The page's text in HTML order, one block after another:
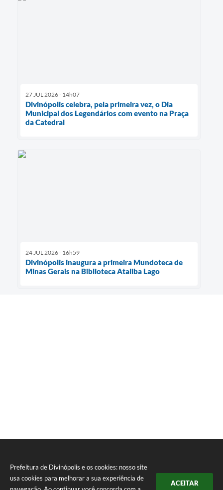
Prefeitura de Divinópolis e os cookies: nosso site
usa cookies para melhorar a sua experiência de
ACEITAR
27 JUL 2026 - 14h07
Divinópolis celebra, pela primeira vez, o Dia
Municipal dos Legendários com evento na Praça
da Catedral
24 JUL 2026 - 16h59
Divinópolis inaugura a primeira Mundoteca de
Minas Gerais na Biblioteca Ataliba Lago